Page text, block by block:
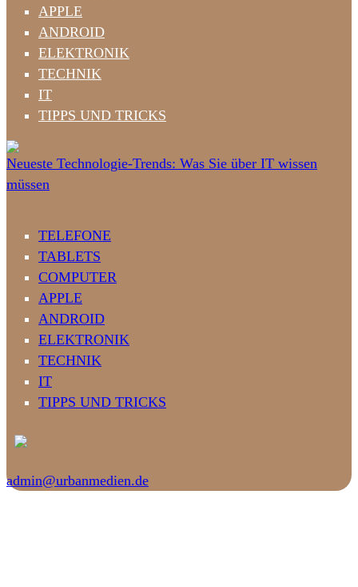
APPLE
ANDROID
ELEKTRONIK
TECHNIK
IT
TIPPS UND TRICKS
Neueste Technologie-Trends: Was Sie über IT wissen
müssen
TELEFONE
TABLETS
COMPUTER
APPLE
ANDROID
ELEKTRONIK
TECHNIK
IT
TIPPS UND TRICKS
admin@urbanmedien.de